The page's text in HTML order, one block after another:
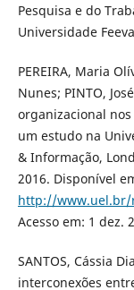
Pesquisa e do
Universidade
PEREIRA, Maria
Nunes; PINTO,
organizacional
um estudo na
& Informação,
2016. Disponível
http://www.uel.br/
Acesso em: 1 dez.
SANTOS, Cássia
interconexões